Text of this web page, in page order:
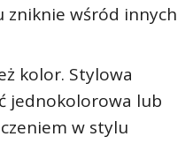
zniknie wśród innych
kolor. Stylowa
jednokolorowa lub
w stylu